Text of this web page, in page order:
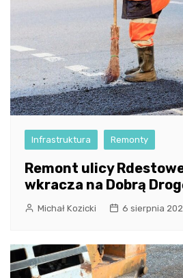
Infrastruktura Remonty
Remont ulicy
wkracza na Dobrą
Michał Kozicki 6 sierpnia